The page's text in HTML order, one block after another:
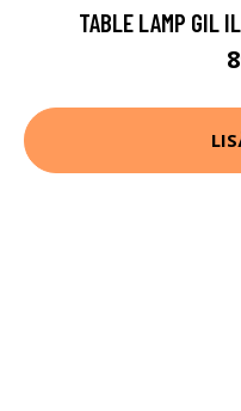
TABLE LAMP GIL